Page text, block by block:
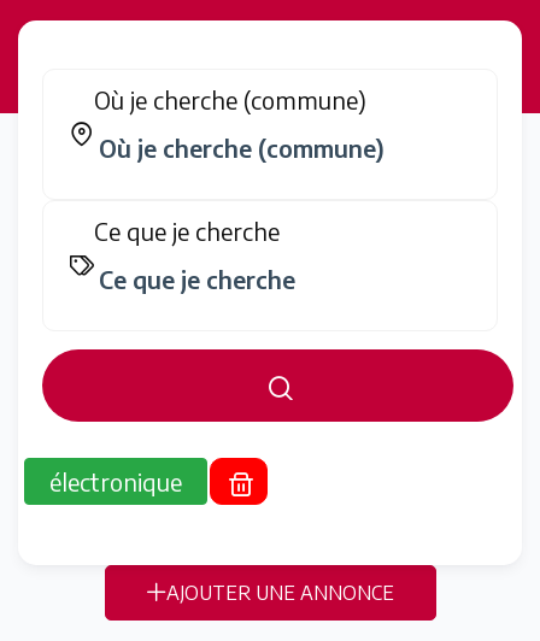
Où je cherche (commune)
Ce que je cherche
électronique
AJOUTER UNE ANNONCE